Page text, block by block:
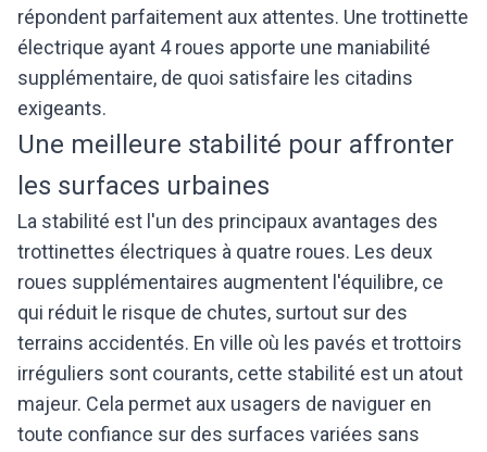
répondent parfaitement aux attentes. Une trottinette
électrique ayant 4 roues apporte une maniabilité
supplémentaire, de quoi satisfaire les citadins
exigeants.
Une meilleure stabilité pour affronter
les surfaces urbaines
La stabilité est l'un des principaux avantages des
trottinettes électriques à quatre roues. Les deux
roues supplémentaires augmentent l'équilibre, ce
qui réduit le risque de chutes, surtout sur des
terrains accidentés. En ville où les pavés et trottoirs
irréguliers sont courants, cette stabilité est un atout
majeur. Cela permet aux usagers de naviguer en
toute confiance sur des surfaces variées sans